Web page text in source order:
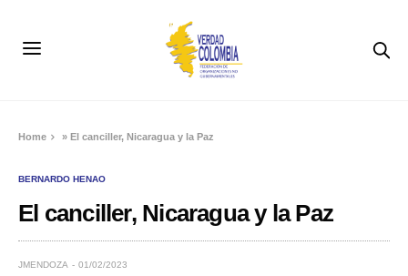
Home »El canciller, Nicaragua y la Paz
BERNARDO HENAO
El canciller, Nicaragua y la Paz
JMENDOZA 01/02/2023